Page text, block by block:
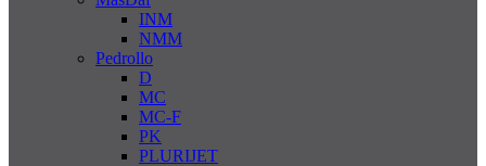
INM
NMM
Pedrollo
D
MC
MC-F
PK
PLURIJET